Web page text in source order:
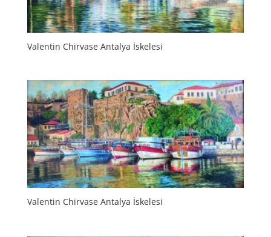
Valentin Chirvase Antalya İskelesi
Valentin Chirvase Antalya İskelesi